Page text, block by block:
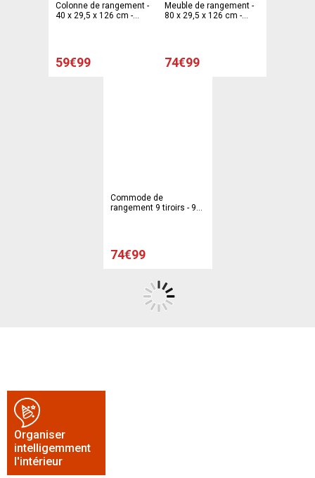
Colonne de rangement -
40 x 29,5 x 126 cm -
59€99
Meuble de rangement -
80 x 29,5 x 126 cm -
74€99
Commode de
rangement 9 tiroirs - 90
74€99
Organiser
intelligemment
l'intérieur